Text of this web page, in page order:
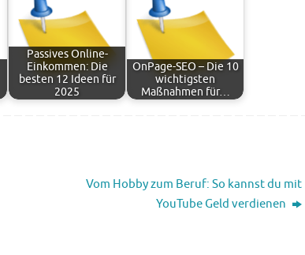
Passives Online-
Einkommen: Die
besten 12 Ideen für
2025
OnPage-SEO – Die 10
wichtigsten
Maßnahmen für…
Vom Hobby zum Beruf: So kannst du mit
YouTube Geld verdienen